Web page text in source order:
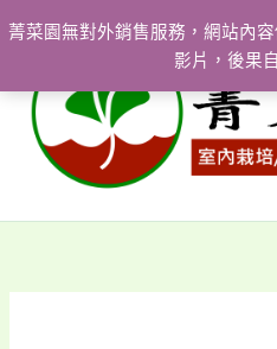
菁菜園無對外銷售服務，網站內
影片，後果
至
要